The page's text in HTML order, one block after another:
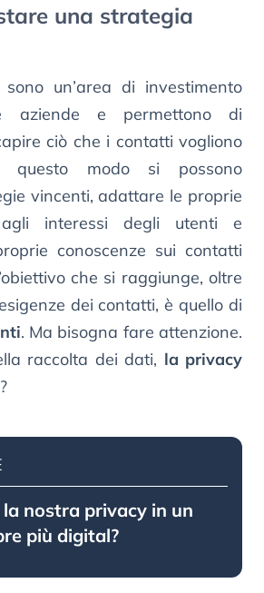
una strategia
un’area di investimento
aziende e permettono di
ciò che i contatti vogliono
questo modo si possono
vincenti, adattare le proprie
agli interessi degli utenti e
conoscenze sui contatti
che si raggiunge, oltre
dei contatti, è quello di
. Ma bisogna fare attenzione.
raccolta dei dati, la privacy
?
nostra privacy in un
più digital?